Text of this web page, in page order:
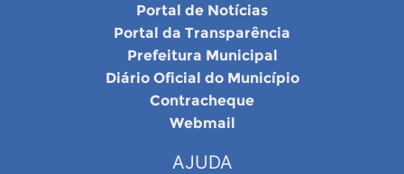
Portal de Notícias
Portal da Transparência
Prefeitura Municipal
Diário Oficial do Município
Contracheque
Webmail
AJUDA